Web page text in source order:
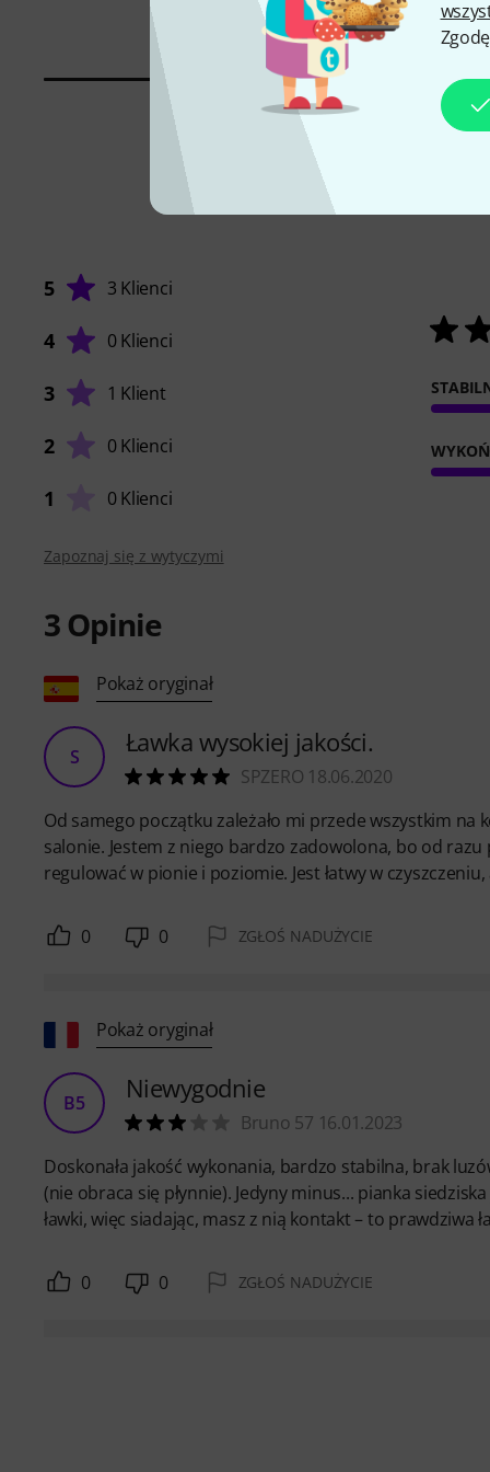
5 3 Klienci
4 0 Klienci
3 1 Klient
2 0 Klienci
1 0 Klienci
Zapoznaj się z wytyczymi
3Opinie
Pokaż oryginał
S Ławka wysokiej jakości.
SPZERO 18.06.2020
Od samego początku zależało mi przede wszystkim
salonie. Jestem z niego bardzo zadowolona, bo od
regulować w pionie i poziomie. Jest łatwy w
0 0 ZGŁOŚ NADUŻYCIE
Pokaż oryginał
B5 Niewygodnie
Bruno 57 16.01.2023
Doskonała jakość wykonania, bardzo stabilna, brak
(nie obraca się płynnie). Jedyny minus... pianka
ławki, więc siadając, masz z nią kontakt – to prawdziwa
0 0 ZGŁOŚ NADUŻYCIE